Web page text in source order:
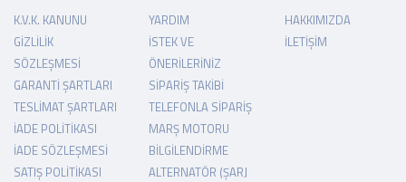
K.V.K. KANUNU
GIZLILIK
SÖZLEŞMESI
GARANTI ŞARTLARI
TESLIMAT ŞARTLARI
İADE POLITIKASI
İADE SÖZLEŞMESI
SATIŞ POLITIKASI
YARDIM
İSTEK VE
ÖNERILERINIZ
SIPARIŞ TAKIBI
TELEFONLA SIPARIŞ
MARŞ MOTORU
BILGILENDIRME
ALTERNATÖR (ŞARJ
HAKKIMIZDA
İLETIŞIM